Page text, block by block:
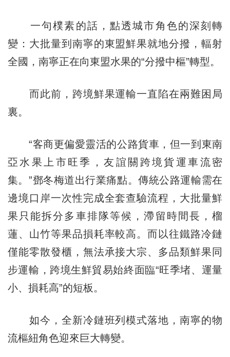
一句樸素的話，點透城市角色的深刻轉
變：大批量到南寧的東盟鮮果就地分撥，輻射
全國，南寧正在向東盟水果的“分撥中樞”轉型。
而此前，跨境鮮果運輸一直陷在兩難困局
裏。
“客商更偏愛靈活的公路貨車，但一到東南
亞水果上市旺季，友誼關跨境貨運車流密
集。”鄧冬梅道出行業痛點。傳統公路運輸需在
邊境口岸一次性完成全套查驗流程，大批量鮮
果只能拆分多車排隊等候，滯留時間長，榴
蓮、山竹等果品損耗率較高。而以往鐵路冷鏈
僅能零散發櫃，無法承接大宗、多品類鮮果同
步運輸，跨境生鮮貿易始終面臨“旺季堵、運量
小、損耗高”的短板。
如今，全新冷鏈班列模式落地，南寧的物
流樞紐角色迎來巨大轉變。